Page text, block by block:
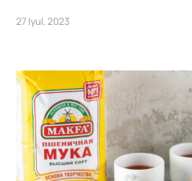
27 Iyul, 2023